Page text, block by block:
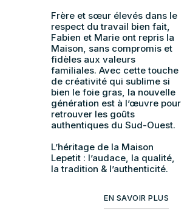
Frère et sœur élevés dans le
respect du travail bien fait,
Fabien et Marie ont repris la
Maison, sans compromis et
fidèles aux valeurs
familiales. Avec cette touche
de créativité qui sublime si
bien le foie gras, la nouvelle
génération est à l’œuvre pour
retrouver les goûts
authentiques du Sud-Ouest.
L’héritage de la Maison
Lepetit : l’audace, la qualité,
la tradition & l’authenticité.
EN SAVOIR PLUS